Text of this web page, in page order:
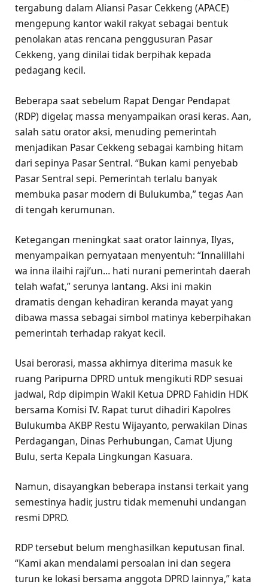
tergabung dalam Aliansi Pasar Cekkeng (APACE)
mengepung kantor wakil rakyat sebagai bentuk
penolakan atas rencana penggusuran Pasar
Cekkeng, yang dinilai tidak berpihak kepada
pedagang kecil.
Beberapa saat sebelum Rapat Dengar Pendapat
(RDP) digelar, massa menyampaikan orasi keras. Aan,
salah satu orator aksi, menuding pemerintah
menjadikan Pasar Cekkeng sebagai kambing hitam
dari sepinya Pasar Sentral. “Bukan kami penyebab
Pasar Sentral sepi. Pemerintah terlalu banyak
membuka pasar modern di Bulukumba,” tegas Aan
di tengah kerumunan.
Ketegangan meningkat saat orator lainnya, Ilyas,
menyampaikan pernyataan menyentuh: “Innalillahi
wa inna ilaihi raji’un… hati nurani pemerintah daerah
telah wafat,” serunya lantang. Aksi ini makin
dramatis dengan kehadiran keranda mayat yang
dibawa massa sebagai simbol matinya keberpihakan
pemerintah terhadap rakyat kecil.
Usai berorasi, massa akhirnya diterima masuk ke
ruang Paripurna DPRD untuk mengikuti RDP sesuai
jadwal, Rdp dipimpin Wakil Ketua DPRD Fahidin HDK
bersama Komisi IV. Rapat turut dihadiri Kapolres
Bulukumba AKBP Restu Wijayanto, perwakilan Dinas
Perdagangan, Dinas Perhubungan, Camat Ujung
Bulu, serta Kepala Lingkungan Kasuara.
Namun, disayangkan beberapa instansi terkait yang
semestinya hadir, justru tidak memenuhi undangan
resmi DPRD.
RDP tersebut belum menghasilkan keputusan final.
“Kami akan mendalami persoalan ini dan segera
turun ke lokasi bersama anggota DPRD lainnya,” kata